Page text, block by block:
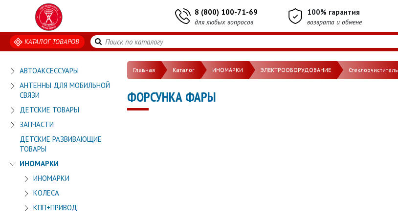
8 (800) 100-71-69
для любых вопросов
100% гарантия
возврата и обмене
КАТАЛОГ ТОВАРОВ
АВТОАКСЕССУАРЫ
АНТЕННЫ ДЛЯ МОБИЛЬНОЙ
СВЯЗИ
ДЕТСКИЕ ТОВАРЫ
ЗАПЧАСТИ
ДЕТСКИЕ РАЗВИВАЮЩИЕ
ТОВАРЫ
ИНОМАРКИ
ИНОМАРКИ
КОЛЕСА
КПП+ПРИВОД
Главная Каталог ИНОМАРКИ ЭЛЕКТРООБОРУДОВАНИЕ Стеклоочиститель
ФОРСУНКА ФАРЫ